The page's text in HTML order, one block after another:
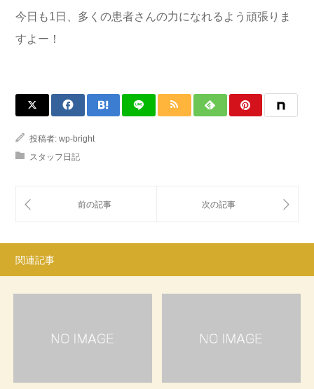
今日も1日、多くの患者さんの力になれるよう頑張りま
すよー！
投稿者: wp-bright
スタッフ日記
関連記事